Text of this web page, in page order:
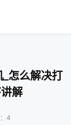
怎么解决打
解
4